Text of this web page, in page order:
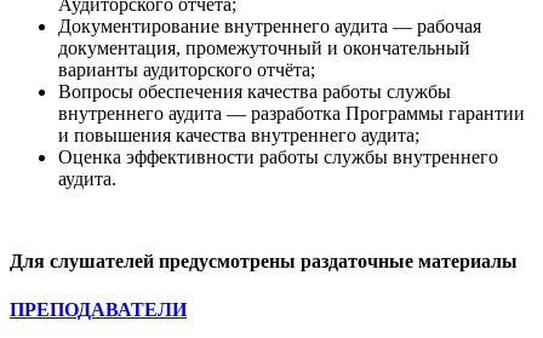
Аудиторского отчета;
Документирование внутреннего аудита — рабочая
документация, промежуточный и окончательный
варианты аудиторского отчёта;
Вопросы обеспечения качества работы службы
внутреннего аудита — разработка Программы гарантии
и повышения качества внутреннего аудита;
Оценка эффективности работы службы внутреннего
аудита.
Для слушателей предусмотрены раздаточные материалы
ПРЕПОДАВАТЕЛИ